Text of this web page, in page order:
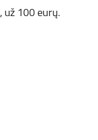
už 100 eurų.